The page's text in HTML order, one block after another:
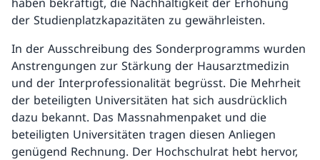
der Studienplatzkapazitäten zu gewährleisten.
In der Ausschreibung des Sonderprogramms wurden
Anstrengungen zur Stärkung der Hausarztmedizin
und der Interprofessionalität begrüsst. Die Mehrheit
der beteiligten Universitäten hat sich ausdrücklich
dazu bekannt. Das Massnahmenpaket und die
beteiligten Universitäten tragen diesen Anliegen
genügend Rechnung. Der Hochschulrat hebt hervor,